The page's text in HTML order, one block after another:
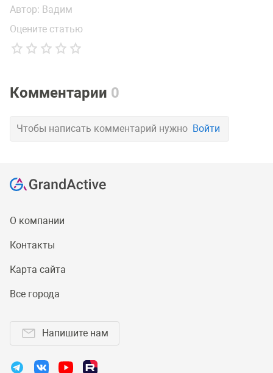
Автор: Вадим
Оцените статью
Комментарии 0
Чтобы написать комментарий нужно Войти
О компании
Контакты
Карта сайта
Все города
Напишите нам